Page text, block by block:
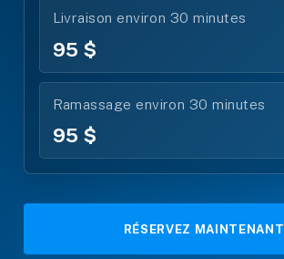
Livraison environ 30 minutes
95 $
Ramassage environ 30 minutes
95 $
RÉSERVEZ MAINTENANT